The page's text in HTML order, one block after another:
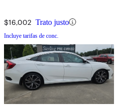
$16,002 Trato justo
Incluye tarifas de conc.